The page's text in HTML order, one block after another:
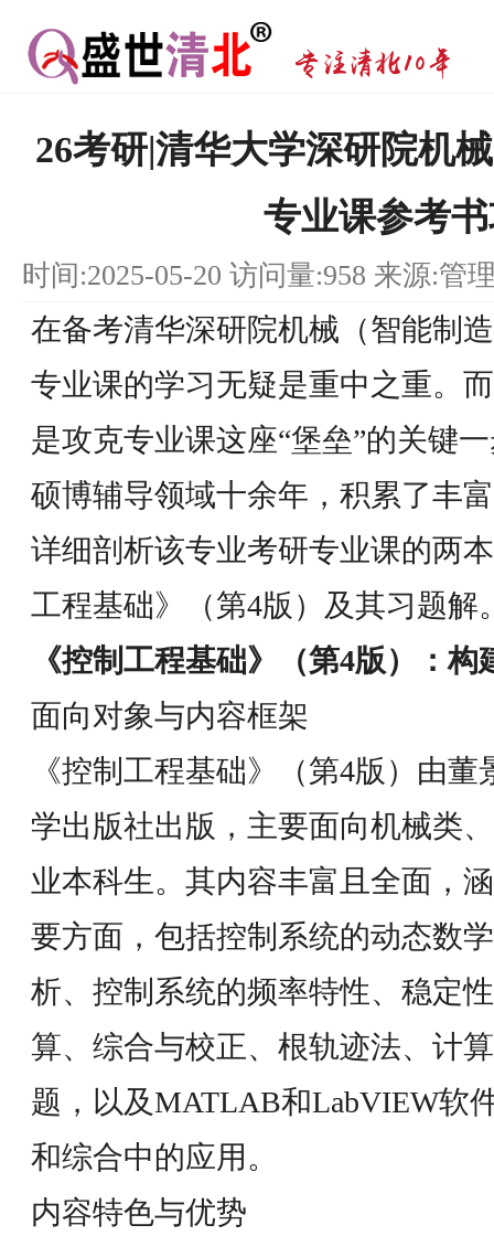
26考研|清华大学深研院机
专业课参考
时间:2025-05-20 访问量:958 来源:管
在备考清华深研院机械（智能制
专业课的学习无疑是重中之重。
是攻克专业课这座“堡垒”的关键
硕博辅导领域十余年，积累了丰
详细剖析该专业考研专业课的两
工程基础》（第4版）及其习题解
《控制工程基础》（第4版）：
面向对象与内容框架
《控制工程基础》（第4版）由
学出版社出版，主要面向机械类
业本科生。其内容丰富且全面，
要方面，包括控制系统的动态数
析、控制系统的频率特性、稳定
算、综合与校正、根轨迹法、计
题，以及MATLAB和LabVIEW软
和综合中的应用。
内容特色与优势